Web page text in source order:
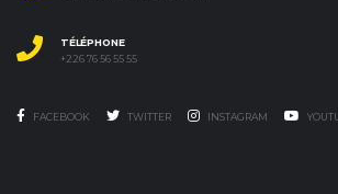
TÉLÉPHONE
+226 76 56 55 55
FACEBOOK TWITTER INSTAGRAM